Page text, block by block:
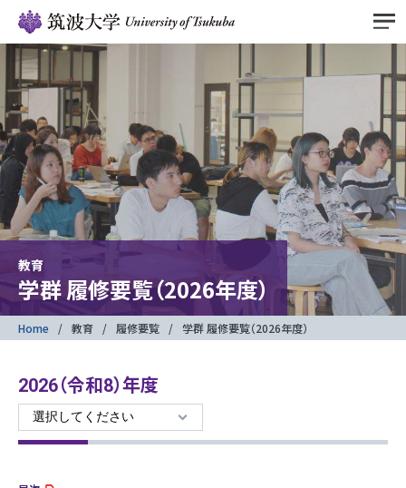
教育
学群 履修要覧（2026年度）
Home 教育 履修要覧 学群 履修要覧（2026年度）
2026（令和8）年度